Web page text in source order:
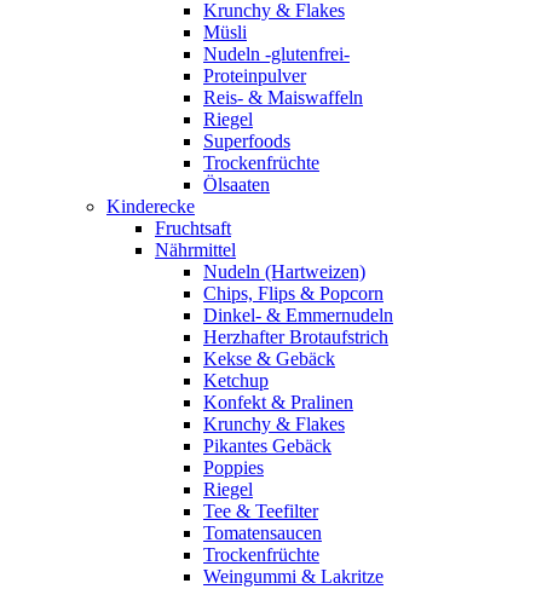
Krunchy & Flakes
Müsli
Nudeln -glutenfrei-
Proteinpulver
Reis- & Maiswaffeln
Riegel
Superfoods
Trockenfrüchte
Ölsaaten
Kinderecke
Fruchtsaft
Nährmittel
Nudeln (Hartweizen)
Chips, Flips & Popcorn
Dinkel- & Emmernudeln
Herzhafter Brotaufstrich
Kekse & Gebäck
Ketchup
Konfekt & Pralinen
Krunchy & Flakes
Pikantes Gebäck
Poppies
Riegel
Tee & Teefilter
Tomatensaucen
Trockenfrüchte
Weingummi & Lakritze